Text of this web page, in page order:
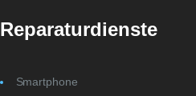
Reparaturdienste
Smartphone